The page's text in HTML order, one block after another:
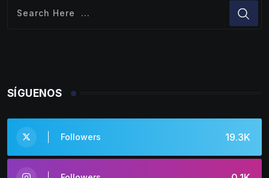
SÍGUENOS
19.3K
Followers